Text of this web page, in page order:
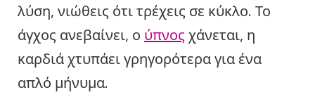
λύση, νιώθεις ότι τρέχεις σε κύκλο. Το
άγχος ανεβαίνει, ο ύπνος χάνεται, η
καρδιά χτυπάει γρηγορότερα για ένα
απλό μήνυμα.